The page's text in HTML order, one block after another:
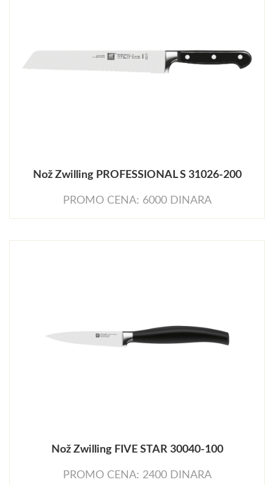
Nož Zwilling PROFESSIONAL S 31026-200
PROMO CENA: 6000 DINARA
Nož Zwilling FIVE STAR 30040-100
PROMO CENA: 2400 DINARA